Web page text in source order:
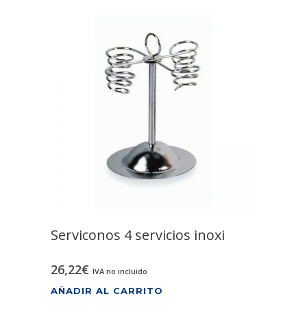
Serviconos 4 servicios inoxi
26,22€ IVA no incluido
AÑADIR AL CARRITO